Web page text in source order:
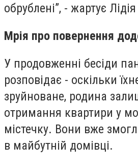
обрублені”, - жартує
Мрія про повернення
У продовженні бесіди
розповідає - оскільки
зруйноване, родина
отримання квартири у
містечку. Вони вже
в майбутній домівці.